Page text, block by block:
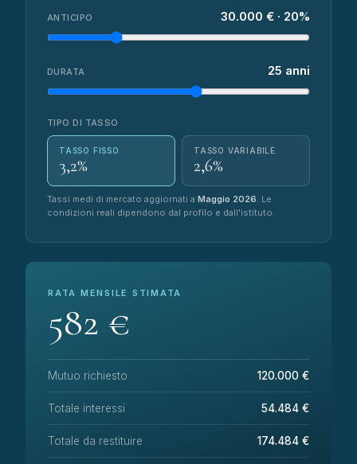
ANTICIPO 30.000 € · 20%
DURATA 25 anni
TIPO DI TASSO
TASSO FISSO
3,2%
TASSO VARIABILE
2,6%
Tassi medi di mercato aggiornati a Maggio 2026. Le
condizioni reali dipendono dal profilo e dall'istituto.
RATA MENSILE STIMATA
582 €
Mutuo richiesto 120.000 €
Totale interessi 54.484 €
Totale da restituire 174.484 €